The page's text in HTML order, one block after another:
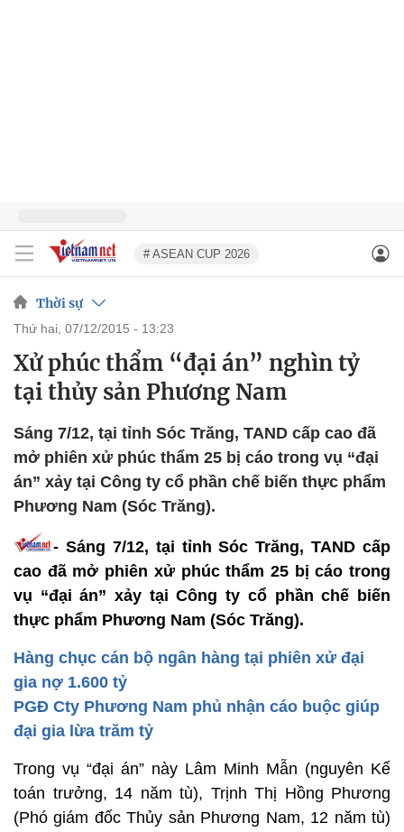
# ASEAN CUP 2026
Thời sự
thứ hai, 07/12/2015 - 13:23
Xử phúc thẩm “đại án” nghìn tỷ
tại thủy sản Phương Nam
Sáng 7/12, tại tỉnh Sóc Trăng, TAND cấp cao đã
mở phiên xử phúc thẩm 25 bị cáo trong vụ “đại
án” xảy tại Công ty cổ phần chế biến thực phẩm
Phương Nam (Sóc Trăng).
- Sáng 7/12, tại tỉnh Sóc Trăng, TAND cấp
cao đã mở phiên xử phúc thẩm 25 bị cáo trong
vụ “đại án” xảy tại Công ty cổ phần chế biến
thực phẩm Phương Nam (Sóc Trăng).
Hàng chục cán bộ ngân hàng tại phiên xử đại
gia nợ 1.600 tỷ
PGĐ Cty Phương Nam phủ nhận cáo buộc giúp
đại gia lừa trăm tỷ
Trong vụ “đại án” này Lâm Minh Mẫn (nguyên Kế
toán trưởng, 14 năm tù), Trịnh Thị Hồng Phương
(Phó giám đốc Thủy sản Phương Nam, 12 năm tù)